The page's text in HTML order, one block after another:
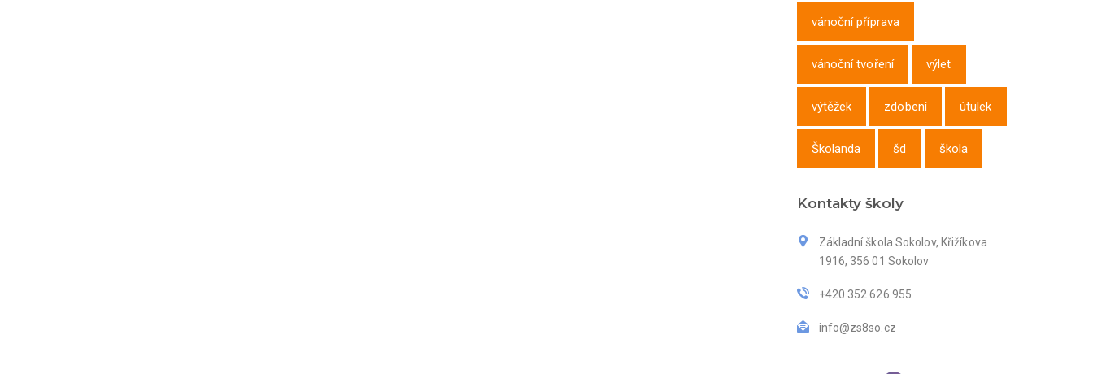
vánoční příprava
vánoční tvoření výlet
výtěžek zdobení útulek
Školanda šd škola
Kontakty školy
Základní škola Sokolov, Křižíkova
1916, 356 01 Sokolov
+420 352 626 955
info@zs8so.cz